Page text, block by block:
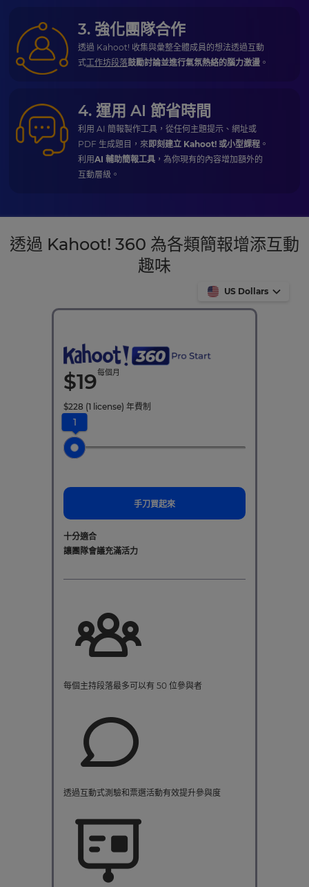
3. 強化團隊合作
透過 Kahoot! 收集與彙整全體成員的想法透過互動
式工作坊段落鼓勵討論並進行氣氛熱絡的腦力激盪 。
4. 運用 AI 節省時間
利用 AI 簡報製作工具，從任何主題提示、網址或
PDF 生成題目，來即刻建立 Kahoot! 或小型課程 。
利用AI 輔助簡報工具 ，為你現有的內容增加額外的
互動層級。
透過 Kahoot! 360 為各類簡報增添互動
趣味
US Dollars
$19每個月
$228 (1 license) 年費制
1
手刀買起來
十分適合
讓團隊會議充滿活力
每個主持段落最多可以有 50 位參與者
透過互動式測驗和票選活動有效提升參與度